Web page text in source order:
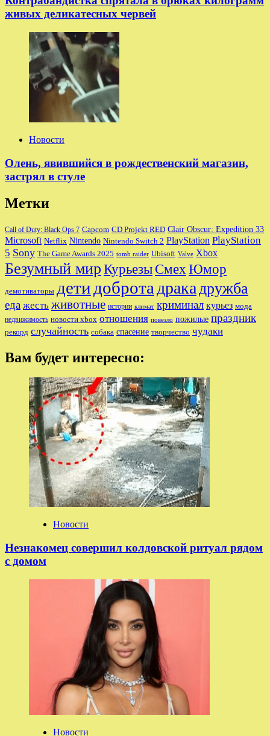
живых деликатесных червей
Новости
Олень, явившийся в рождественский магазин,
застрял в стуле
Метки
Call of Duty: Black Ops 7 Capcom CD Projekt RED Clair Obscur: Expedition 33
Microsoft Netflix Nintendo Nintendo Switch 2 PlayStation PlayStation
5 Sony The Game Awards 2025 tomb raider Ubisoft Valve Xbox
Безумный мир Курьезы Смех Юмор
демотиваторы дети доброта драка дружба
еда жесть животные истории климат криминал курьез мода
недвижимость новости xbox отношения повезло пожилые праздник
рекорд случайность собака спасение творчество чудаки
Вам будет интересно:
Новости
Незнакомец совершил колдовской ритуал рядом
с домом
Новости